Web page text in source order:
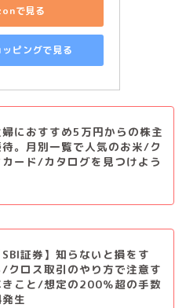
で見る
ピングで見る
婦におすすめ5万円からの株主
。月別一覧で人気のお米/ク
カード/カタログを見つけよう
SBI証券】知らないと損をす
/クロス取引のやり方で注意す
きこと/想定の200％超の手数
生